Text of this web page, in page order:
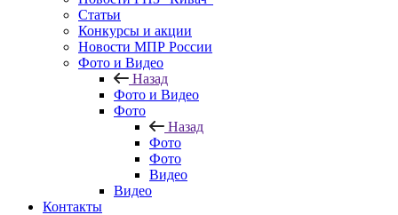
Статьи
Конкурсы и акции
Новости МПР России
Фото и Видео
Назад
Фото и Видео
Фото
Назад
Фото
Фото
Видео
Видео
Контакты